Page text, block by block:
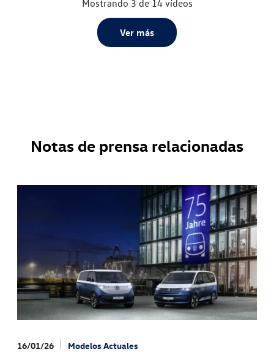
Mostrando 3 de 14 vídeos
Ver más
Notas de prensa relacionadas
16/01/26 Modelos Actuales